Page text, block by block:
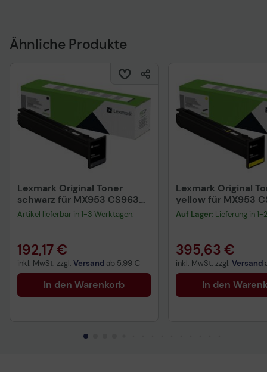
Ähnliche Produkte
Lexmark Original Toner
schwarz für MX953 CS963
CX96x XC96x
Artikel lieferbar in 1-3 Werktagen.
192,17 €
inkl. MwSt. zzgl. Versand ab 5,99 €
In den Warenkorb
Lexmark Original
yellow für MX953
CX96x XC96x
Auf Lager: Lieferung in
395,63 €
inkl. MwSt. zzgl. Versand
In den